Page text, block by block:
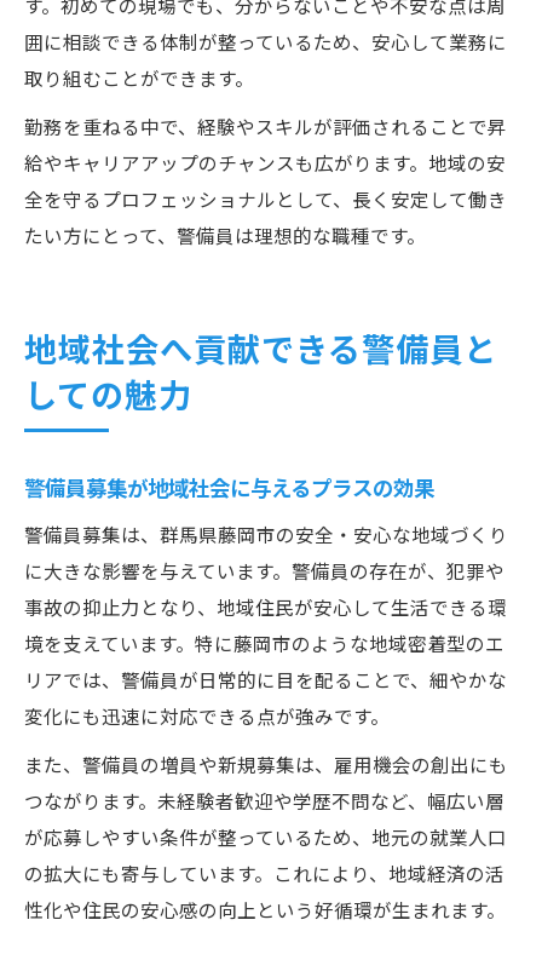
囲に相談できる体制が整っているため、安心して業務に
取り組むことができます。
勤務を重ねる中で、経験やスキルが評価されることで昇
給やキャリアアップのチャンスも広がります。地域の安
全を守るプロフェッショナルとして、長く安定して働き
たい方にとって、警備員は理想的な職種です。
地域社会へ貢献できる警備員と
しての魅力
警備員募集が地域社会に与えるプラスの効果
警備員募集は、群馬県藤岡市の安全・安心な地域づくり
に大きな影響を与えています。警備員の存在が、犯罪や
事故の抑止力となり、地域住民が安心して生活できる環
境を支えています。特に藤岡市のような地域密着型のエ
リアでは、警備員が日常的に目を配ることで、細やかな
変化にも迅速に対応できる点が強みです。
また、警備員の増員や新規募集は、雇用機会の創出にも
つながります。未経験者歓迎や学歴不問など、幅広い層
が応募しやすい条件が整っているため、地元の就業人口
の拡大にも寄与しています。これにより、地域経済の活
性化や住民の安心感の向上という好循環が生まれます。